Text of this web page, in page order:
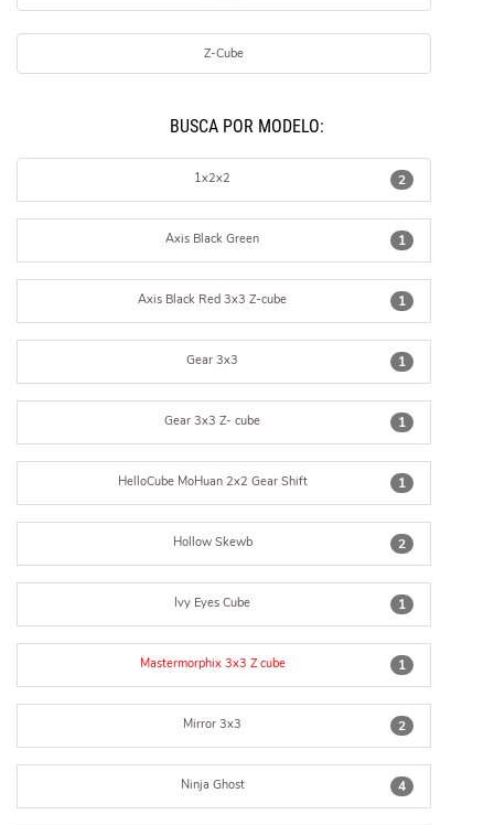
Z-Cube
BUSCÁ POR MODELO:
2
1x2x2
1
Axis Black Green
1
Axis Black Red 3x3 Z-cube
1
Gear 3x3
1
Gear 3x3 Z- cube
1
HelloCube MoHuan 2x2 Gear Shift
2
Hollow Skewb
1
Ivy Eyes Cube
1
Mastermorphix 3x3 Z cube
2
Mirror 3x3
4
Ninja Ghost